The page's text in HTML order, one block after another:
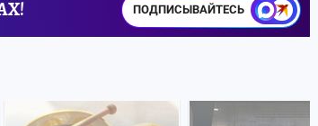
ПОДПИСЫВАЙТЕСЬ